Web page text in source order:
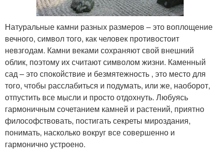
Натуральные камни разных размеров – это воплощение
вечного, символ того, как человек противостоит
невзгодам. Камни веками сохраняют свой внешний
облик, поэтому их считают символом жизни. Каменный
сад – это спокойствие и безмятежность , это место для
того, чтобы расслабиться и подумать, или же, наоборот,
отпустить все мысли и просто отдохнуть. Любуясь
гармоничным сочетанием камней и растений, приятно
философствовать, постигать секреты мироздания,
понимать, насколько вокруг все совершенно и
гармонично устроено.